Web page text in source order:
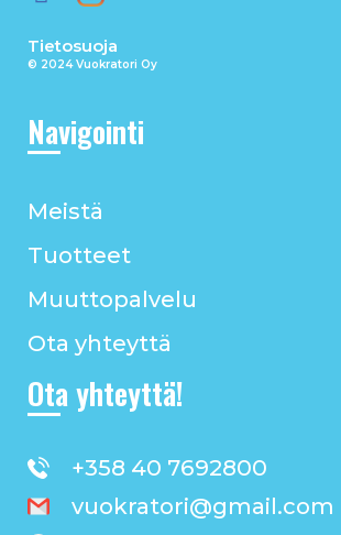
Tietosuoja
© 2024 Vuokratori Oy
Navigointi
Meistä
Tuotteet
Muuttopalvelu
Ota yhteyttä
Ota yhteyttä!
+358 40 7692800
vuokratori@gmail.com